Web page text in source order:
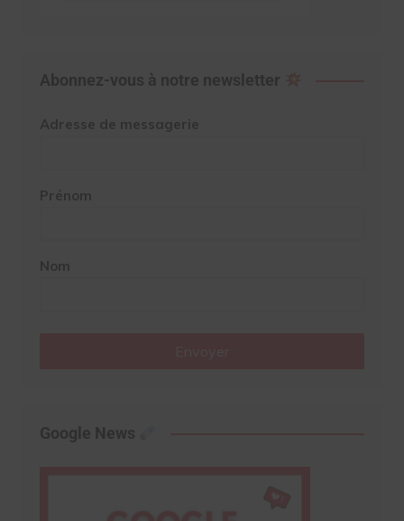
Abonnez-vous à notre newsletter
Adresse de messagerie
Prénom
Nom
Google News